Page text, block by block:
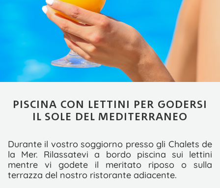
PISCINA CON LETTINI PER GODERSI
IL SOLE DEL MEDITERRANEO
Durante il vostro soggiorno presso gli Chalets de
la Mer. Rilassatevi a bordo piscina sui lettini
mentre vi godete il meritato riposo o sulla
terrazza del nostro ristorante adiacente.